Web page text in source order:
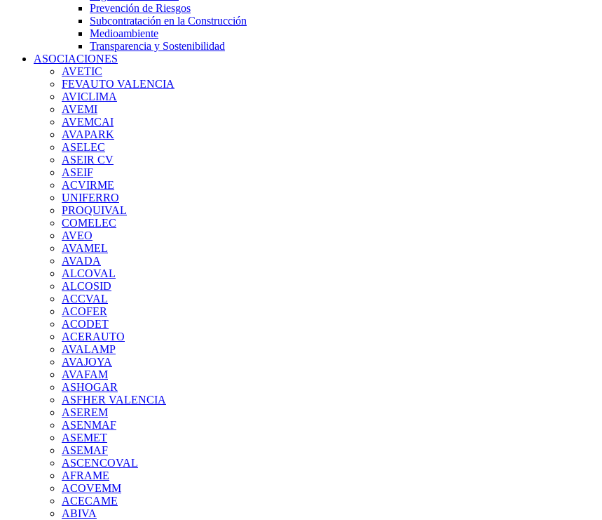
Prevención de Riesgos
Subcontratación en la Construcción
Medioambiente
Transparencia y Sostenibilidad
ASOCIACIONES
AVETIC
FEVAUTO VALENCIA
AVICLIMA
AVEMI
AVEMCAI
AVAPARK
ASELEC
ASEIR CV
ASEIF
ACVIRME
UNIFERRO
PROQUIVAL
COMELEC
AVEO
AVAMEL
AVADA
ALCOVAL
ALCOSID
ACCVAL
ACOFER
ACODET
ACERAUTO
AVALAMP
AVAJOYA
AVAFAM
ASHOGAR
ASFHER VALENCIA
ASEREM
ASENMAF
ASEMET
ASEMAF
ASCENCOVAL
AFRAME
ACOVEMM
ACECAME
ABIVA